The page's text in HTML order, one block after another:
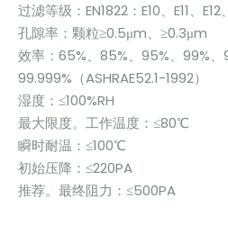
过滤等级：EN1822：E10、E11、E12
孔隙率：颗粒≥0.5μm、≥0.3μm
效率：65%、85%、95%、99%、
99.999%（ASHRAE52.1-1992）
湿度：≤100%RH
最大限度。工作温度：≤80℃
瞬时耐温：≤100℃
初始压降：≤220PA
推荐。最终阻力：≤500PA